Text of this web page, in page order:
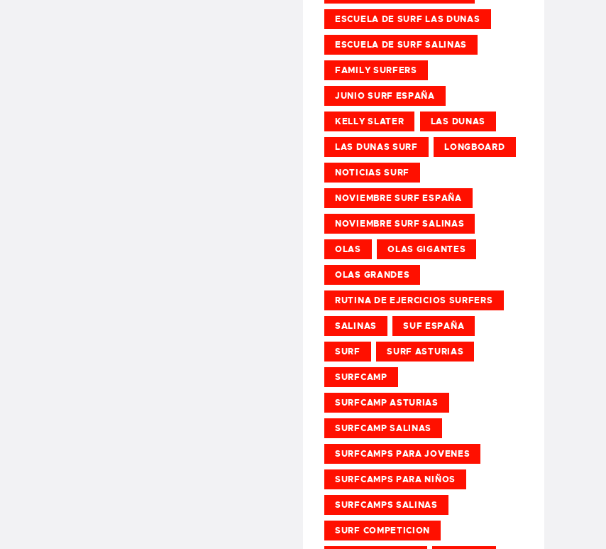
ESCUELA DE SURF LAS DUNAS
ESCUELA DE SURF SALINAS
FAMILY SURFERS
JUNIO SURF ESPAÑA
KELLY SLATER LAS DUNAS
LAS DUNAS SURF LONGBOARD
NOTICIAS SURF
NOVIEMBRE SURF ESPAÑA
NOVIEMBRE SURF SALINAS
OLAS OLAS GIGANTES
OLAS GRANDES
RUTINA DE EJERCICIOS SURFERS
SALINAS SUF ESPAÑA
SURF SURF ASTURIAS
SURFCAMP
SURFCAMP ASTURIAS
SURFCAMP SALINAS
SURFCAMPS PARA JOVENES
SURFCAMPS PARA NIÑOS
SURFCAMPS SALINAS
SURF COMPETICION